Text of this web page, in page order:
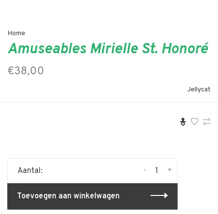
Home
Amuseables Mirielle St. Honoré
€38,00
Jellycat
Aantal: +
-
Toevoegen aan winkelwagen